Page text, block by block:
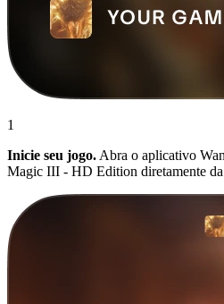
1
Inicie seu jogo. Abra o aplicativo
Magic III - HD Edition diretamente da